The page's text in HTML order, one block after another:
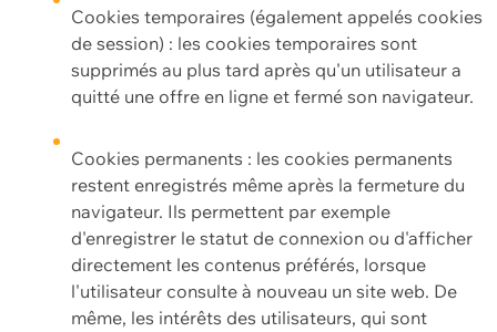
Cookies temporaires (également appelés cookies
de session) : les cookies temporaires sont
supprimés au plus tard après qu'un utilisateur a
quitté une offre en ligne et fermé son navigateur.
Cookies permanents : les cookies permanents
restent enregistrés même après la fermeture du
navigateur. Ils permettent par exemple
d'enregistrer le statut de connexion ou d'afficher
directement les contenus préférés, lorsque
l'utilisateur consulte à nouveau un site web. De
même, les intérêts des utilisateurs, qui sont